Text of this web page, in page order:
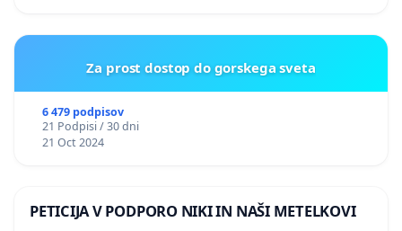
Za prost dostop do gorskega sveta
6 479 podpisov
21 Podpisi / 30 dni
21 Oct 2024
PETICIJA V PODPORO NIKI IN NAŠI METELKOVI